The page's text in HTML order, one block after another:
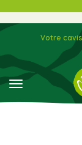
toggle
Votre